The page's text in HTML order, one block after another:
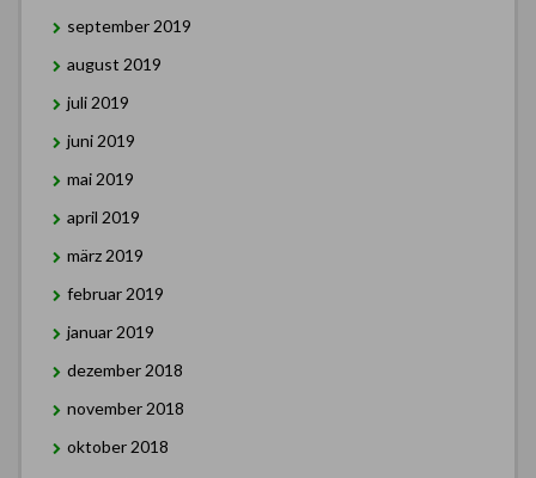
september 2019
august 2019
juli 2019
juni 2019
mai 2019
april 2019
märz 2019
februar 2019
januar 2019
dezember 2018
november 2018
oktober 2018